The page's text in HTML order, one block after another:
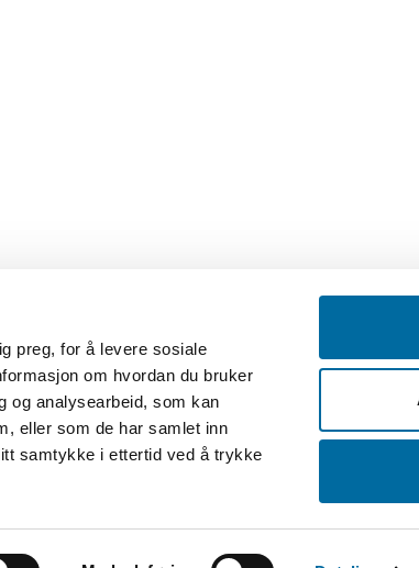
preg, for å levere sosiale
om hvordan du bruker
og analysearbeid, som kan
eller som de har samlet inn
samtykke i ettertid ved å trykke
Setesdalsmuseet og Grimstad bys museer